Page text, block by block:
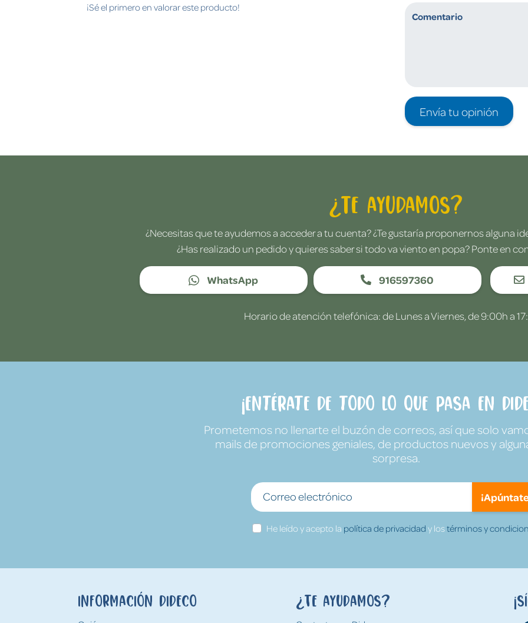
¡Sé el primero en valorar este producto!
Envía tu opinión
¿Te ayudamos?
¿Necesitas que te ayudemos a acceder a tu cuenta? ¿Te gustaría proponernos alguna
¿Has realizado un pedido y quieres saber si todo va viento en popa? Ponte en
WhatsApp 916597360
Horario de atención telefónica: de Lunes a Viernes, de 9:00h a
¡Entérate de todo lo que pasa en
Prometemos no llenarte el buzón de correos, así que solo
mails de promociones geniales, de productos nuevos y
sorpresa.
He leído y acepto la política de privacidad y lostérminos y
Información Dideco ¿Te ayudamos?